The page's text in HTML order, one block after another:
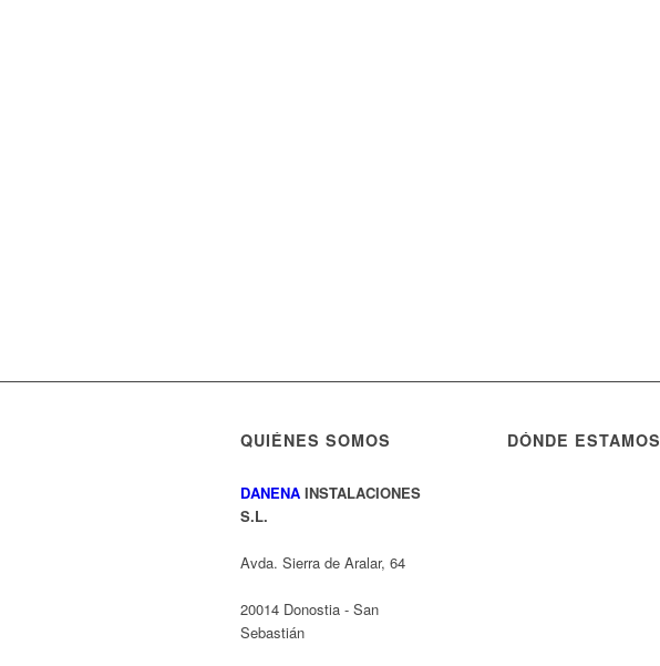
QUIÉNES SOMOS
DANENA INSTALACIONES
S.L.
Avda. Sierra de Aralar, 64
20014 Donostia - San
Sebastián
DÓNDE ESTAMOS